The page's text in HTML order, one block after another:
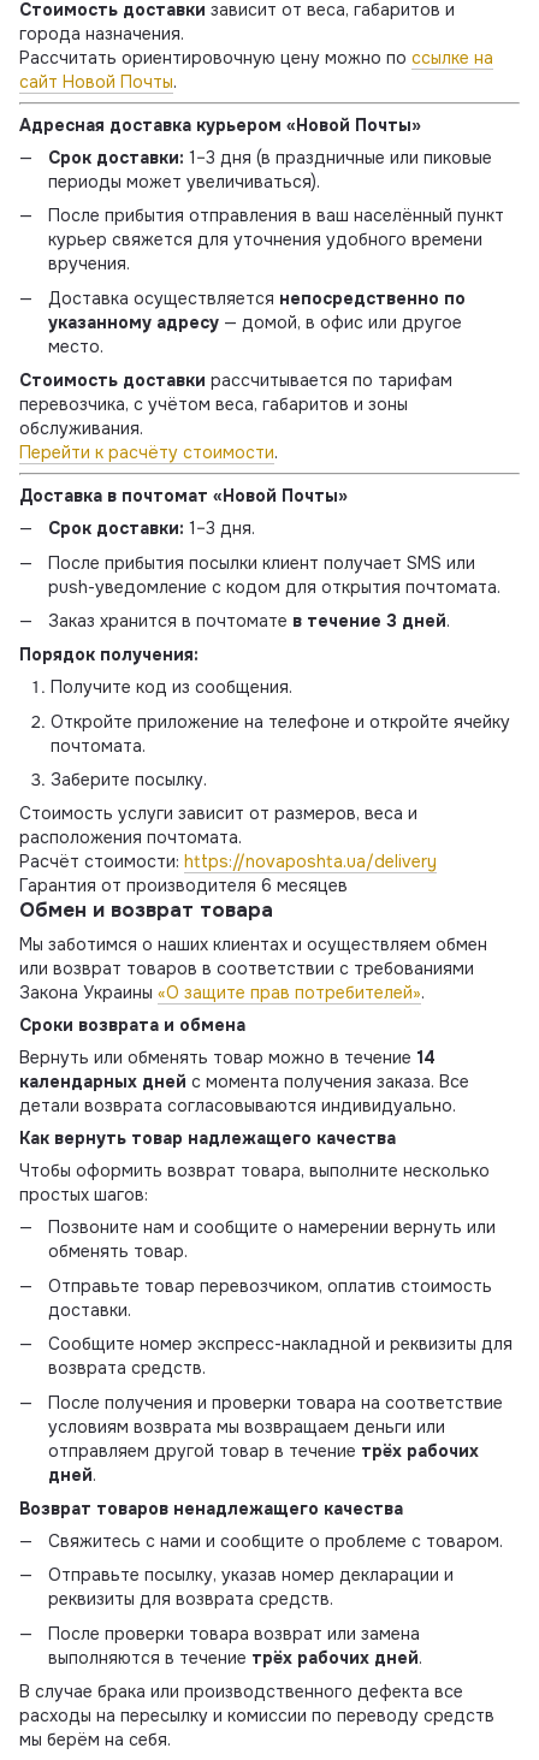
Стоимость доставки зависит от веса, габаритов и
города назначения.
Рассчитать ориентировочную цену можно по ссылке на
сайт Новой Почты.
Адресная доставка курьером «Новой Почты»
Срок доставки: 1–3 дня (в праздничные или пиковые
периоды может увеличиваться).
После прибытия отправления в ваш населённый пункт
курьер свяжется для уточнения удобного времени
вручения.
Доставка осуществляется непосредственно по
указанному адресу — домой, в офис или другое
место.
Стоимость доставки рассчитывается по тарифам
перевозчика, с учётом веса, габаритов и зоны
обслуживания.
Перейти к расчёту стоимости.
Доставка в почтомат «Новой Почты»
Срок доставки: 1–3 дня.
После прибытия посылки клиент получает SMS или
push-уведомление с кодом для открытия почтомата.
Заказ хранится в почтомате в течение 3 дней.
Порядок получения:
Получите код из сообщения.
Откройте приложение на телефоне и откройте ячейку
почтомата.
Заберите посылку.
Стоимость услуги зависит от размеров, веса и
расположения почтомата.
Расчёт стоимости: https://novaposhta.ua/delivery
Гарантия от производителя 6 месяцев
Обмен и возврат товара
Мы заботимся о наших клиентах и осуществляем обмен
или возврат товаров в соответствии с требованиями
Закона Украины «О защите прав потребителей».
Сроки возврата и обмена
Вернуть или обменять товар можно в течение 14
календарных дней с момента получения заказа. Все
детали возврата согласовываются индивидуально.
Как вернуть товар надлежащего качества
Чтобы оформить возврат товара, выполните несколько
простых шагов:
Позвоните нам и сообщите о намерении вернуть или
обменять товар.
Отправьте товар перевозчиком, оплатив стоимость
доставки.
Сообщите номер экспресс-накладной и реквизиты для
возврата средств.
После получения и проверки товара на соответствие
условиям возврата мы возвращаем деньги или
отправляем другой товар в течение трёх рабочих
дней.
Возврат товаров ненадлежащего качества
Свяжитесь с нами и сообщите о проблеме с товаром.
Отправьте посылку, указав номер декларации и
реквизиты для возврата средств.
После проверки товара возврат или замена
выполняются в течение трёх рабочих дней.
В случае брака или производственного дефекта все
расходы на пересылку и комиссии по переводу средств
мы берём на себя.